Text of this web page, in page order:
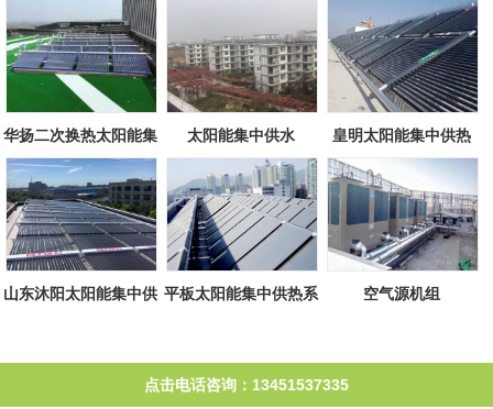
中系统
华扬二次换热太阳能集
中系统
太阳能集中供水 皇明太阳能集中供热
山东沐阳太阳能集中供 平板太阳能集中供热系
空气源机组
点击电话咨询：13451537335